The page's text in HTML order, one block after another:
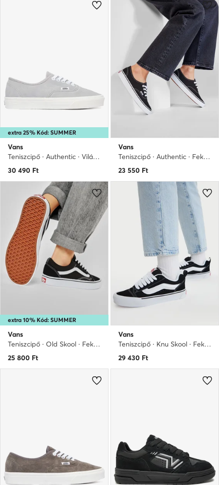
extra 25% Kód: SUMMER
Vans
Teniszcipő · Authentic · Világosszürke
30 490 Ft
Vans
Teniszcipő · Authentic · Fekete
23 550 Ft
extra 10% Kód: SUMMER
Vans
Teniszcipő · Old Skool · Fekete
25 800 Ft
Vans
Teniszcipő · Knu Skool · Fekete
29 430 Ft